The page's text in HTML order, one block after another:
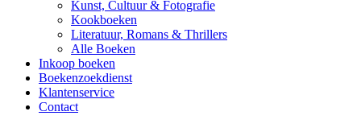
Kunst, Cultuur & Fotografie
Kookboeken
Literatuur, Romans & Thrillers
Alle Boeken
Inkoop boeken
Boekenzoekdienst
Klantenservice
Contact